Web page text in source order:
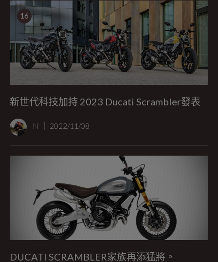
16
新世代科技加持 2023 Ducati Scrambler發表
N 2022/11/08
DUCATI SCRAMBLER家族再添猛將。